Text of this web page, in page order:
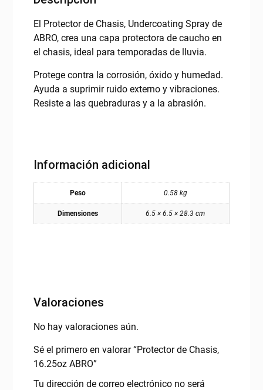
El Protector de Chasis, Undercoating Spray de
ABRO, crea una capa protectora de caucho en
el chasis, ideal para temporadas de lluvia.
Protege contra la corrosión, óxido y humedad.
Ayuda a suprimir ruido externo y vibraciones.
Resiste a las quebraduras y a la abrasión.
Información adicional
Peso 0.58 kg
Dimensiones 6.5 × 6.5 × 28.3 cm
Valoraciones
No hay valoraciones aún.
Sé el primero en valorar “Protector de Chasis,
16.25oz ABRO”
Tu dirección de correo electrónico no será